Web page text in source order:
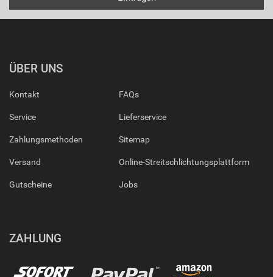
ÜBER UNS
Kontakt
Service
Zahlungsmethoden
Versand
Gutscheine
FAQs
Lieferservice
Sitemap
Online-Streitschlichtungsplattform
Jobs
ZAHLUNG